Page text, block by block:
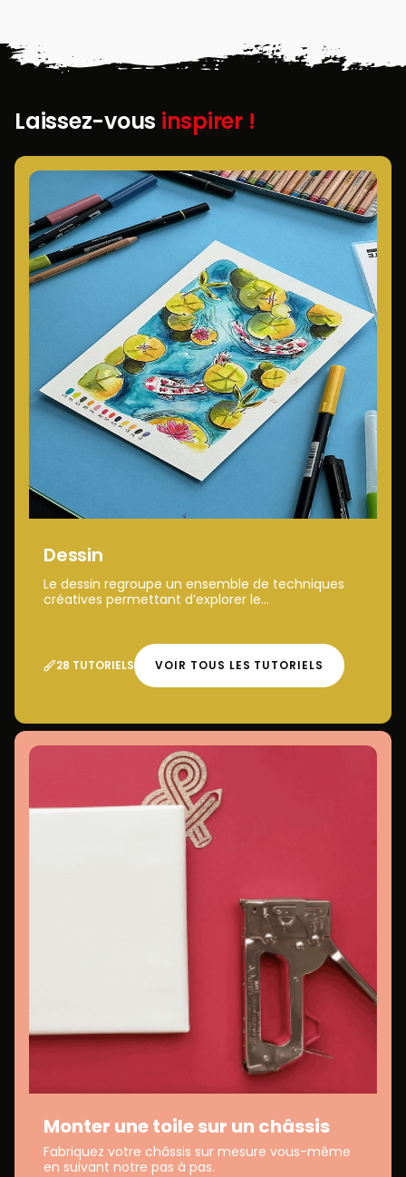
Laissez-vous inspirer !
Dessin
Le dessin regroupe un ensemble de techniques
créatives permettant d’explorer le...
28 TUTORIELS VOIR TOUS LES TUTORIELS
Monter une toile sur un châssis
Fabriquez votre châssis sur mesure vous-même
en suivant notre pas à pas.